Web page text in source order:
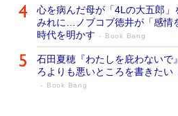
心を病んだ母が「4Lの大五郎」
みれに…ノブコブ徳井が「感情
時代を明かす
Book Bang
石田夏穂『わたしを庇わないで
ろよりも悪いところを書きたい
Book Bang